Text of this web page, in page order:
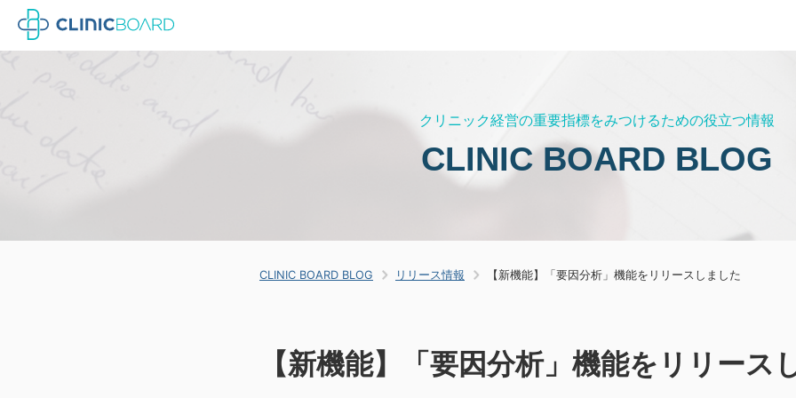
クリニック経営の重要指標をみつけるための役立つ情報
CLINIC BOARD BLOG
CLINIC BOARD BLOG リリース情報 【新機能】「要因分析」機能をリリースしました
【新機能】「要因分析」機能をリリース